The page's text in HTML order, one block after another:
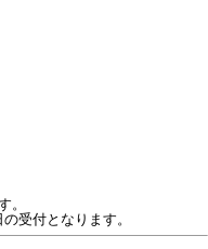
。
受付となります。